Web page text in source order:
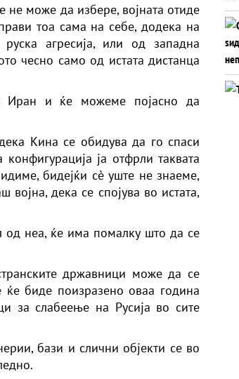
не може да избере, војната отиде
тоа сама на себе, додека на
агресија, или од западна
чесно само од истата дистанца
Иран и ќе можеме појасно да
Кина се обидува да го спаси
ја отфрли таквата
бидејќи сè уште не знаеме,
војна, дека се спојува во истата,
од неа, ќе има помалку што да се
државници може да се
биде поизразено оваа година
за слабеење на Русија во сите
бази и слични објекти се во